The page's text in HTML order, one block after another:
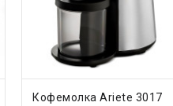
КУПИТЬ
Кофемолка Ariete 3017